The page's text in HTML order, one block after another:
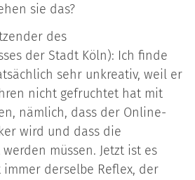
sie das?
des
der Stadt Köln): Ich finde
sehr unkreativ, weil er
nicht gefruchtet hat mit
nämlich, dass der Online-
wird und dass die
müssen. Jetzt ist es
immer derselbe Reflex, der